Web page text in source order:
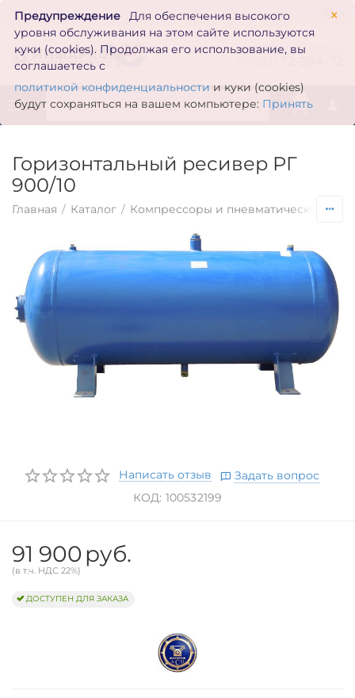
×
Предупреждение
Для обеспечения высокого
уровня обслуживания на этом сайте используются
куки (cookies). Продолжая его использование, вы
соглашаетесь с
политикой конфиденциальности и куки (cookies)
будут сохраняться на вашем компьютере: Принять
zakaz@inmarkon.ru
0
Горизонтальный ресивер РГ
900/10
Главная / Каталог / Компрессоры и пневматическое
Написать отзыв
Задать вопрос
КОД: 100532199
91 900 руб.
(в т.ч. НДС 22%)
ДОСТУПЕН ДЛЯ ЗАКАЗА